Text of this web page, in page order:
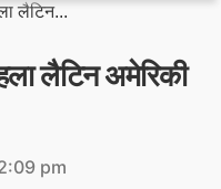
लैटिन...
लैटिन अमेरिकी
pm